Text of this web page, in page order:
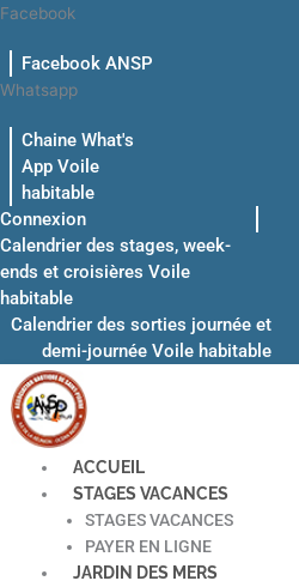
Aller
contenu
Facebook
Facebook ANSP
Whatsapp
Chaine What's
App Voile
habitable
Connexion
Calendrier des stages, week-
ends et croisières Voile
habitable
Calendrier des sorties journée et
demi-journée Voile habitable
ACCUEIL
STAGES VACANCES
STAGES VACANCES
PAYER EN LIGNE
JARDIN DES MERS